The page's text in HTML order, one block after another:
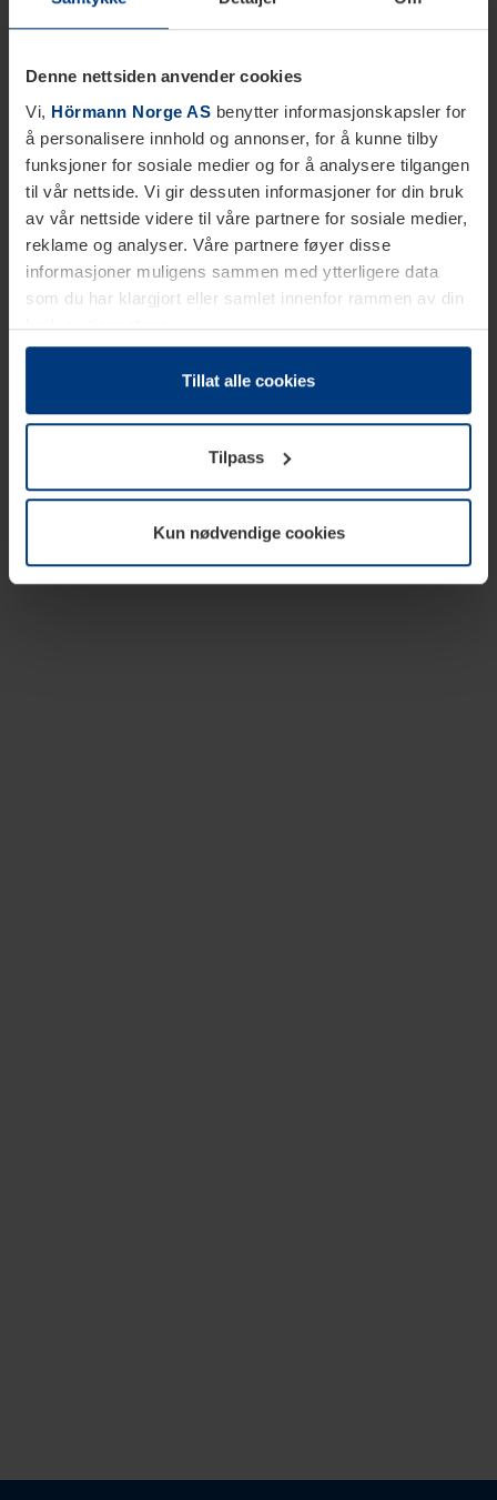
Denne nettsiden anvender cookies
Vi, Hörmann Norge AS benytter informasjonskapsler for
å personalisere innhold og annonser, for å kunne tilby
funksjoner for sosiale medier og for å analysere tilgangen
til vår nettside. Vi gir dessuten informasjoner for din bruk
av vår nettside videre til våre partnere for sosiale medier,
reklame og analyser. Våre partnere føyer disse
informasjoner muligens sammen med ytterligere data
som du har klargjort eller samlet innenfor rammen av din
bruk av tjenestene.
Etter loven kan vi lagre informasjonskapsler på din
datamaskin, hvis disse er absolutt nødvendig for drift av
trenger vi din tillatelse. Du kan når som helst endre eller
tilbakekalle ditt samtykke i forklaringen av
informasjonskapselen på sidenPersonvernerklæringpå
Tillat alle cookies
Tilpass
Kun nødvendige cookies